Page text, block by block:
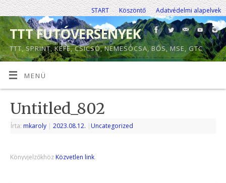
START Köszöntő Adatvédelmi alapelvek
TTT FUTÓVERSENYEK
TTT, SPRINT, KEFE, CSICSÓ, NEMESÓCSA, BŐS, MSE, GTC
MENÜ
Untitled_802
Írta: mkaroly | 2023.08.12. | Uncategorized
Könyvjelzőkhöz Közvetlen link.